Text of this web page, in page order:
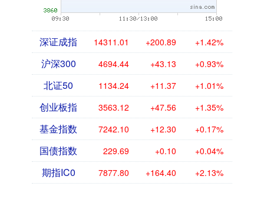
深证成指 14311.01 +200.89 +1.42%
沪深300 4694.44 +43.13 +0.93%
北证50 1134.24 +11.37 +1.01%
创业板指 3563.12 +47.56 +1.35%
基金指数 7242.10 +12.30 +0.17%
国债指数 229.69 +0.10 +0.04%
期指IC0 7877.80 +164.40 +2.13%